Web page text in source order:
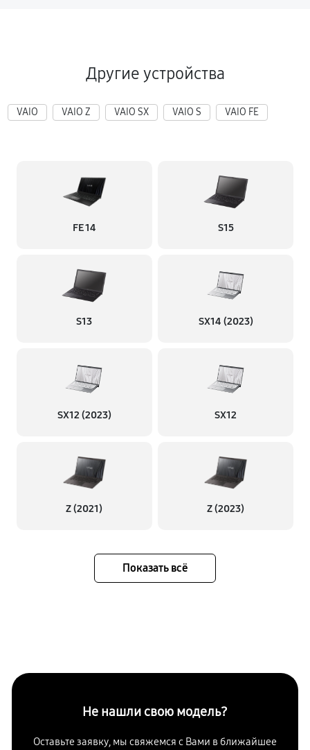
Другие устройства
VAIO VAIO Z VAIO SX VAIO S VAIO FE
FE 14 S15
S13 SX14 (2023)
SX12 (2023) SX12
Z (2021) Z (2023)
Показать всё
Не нашли свою модель?
Оставьте заявку, мы свяжемся с Вами в ближайшее